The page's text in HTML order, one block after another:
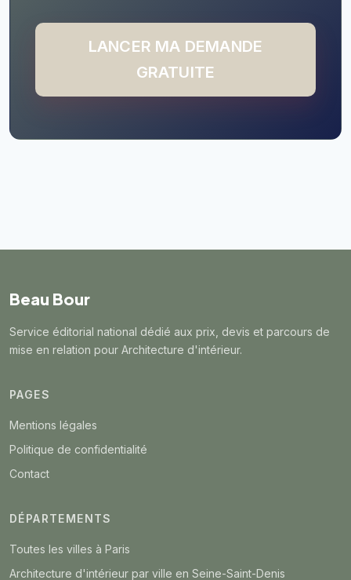
LANCER MA DEMANDE
GRATUITE
Beau Bour
Service éditorial national dédié aux prix, devis et parcours de
mise en relation pour Architecture d'intérieur.
PAGES
Mentions légales
Politique de confidentialité
Contact
DÉPARTEMENTS
Toutes les villes à Paris
Architecture d'intérieur par ville en Seine-Saint-Denis